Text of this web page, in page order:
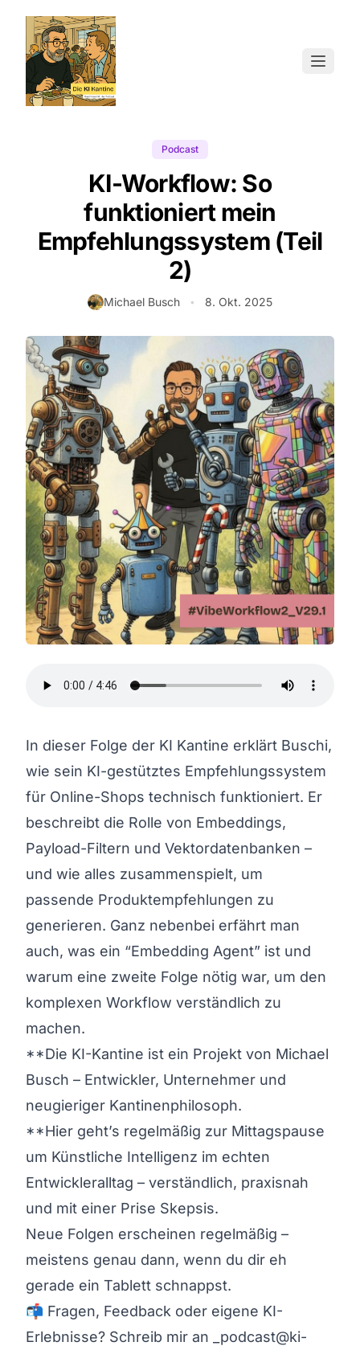
Menü
Podcast
KI-Workflow: So
funktioniert mein
Empfehlungssystem (Teil
2)
Autor:
Michael Busch • 8. Okt. 2025
In dieser Folge der KI Kantine erklärt Buschi,
wie sein KI-gestütztes Empfehlungssystem
für Online-Shops technisch funktioniert. Er
beschreibt die Rolle von Embeddings,
Payload-Filtern und Vektordatenbanken –
und wie alles zusammenspielt, um
passende Produktempfehlungen zu
generieren. Ganz nebenbei erfährt man
auch, was ein “Embedding Agent” ist und
warum eine zweite Folge nötig war, um den
komplexen Workflow verständlich zu
machen.
**Die KI-Kantine ist ein Projekt von Michael
Busch – Entwickler, Unternehmer und
neugieriger Kantinenphilosoph.
**Hier geht’s regelmäßig zur Mittagspause
um Künstliche Intelligenz im echten
Entwickleralltag – verständlich, praxisnah
und mit einer Prise Skepsis.
Neue Folgen erscheinen regelmäßig –
meistens genau dann, wenn du dir eh
gerade ein Tablett schnappst.
📬 Fragen, Feedback oder eigene KI-
Erlebnisse? Schreib mir an
_podcast@ki-